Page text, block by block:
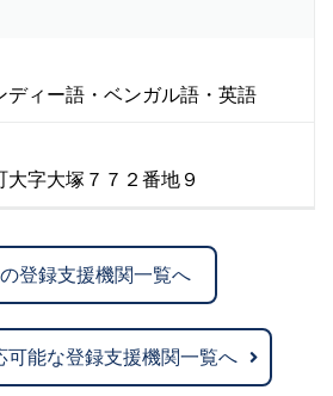
ディー語・ベンガル語・英語
字大塚７７２番地９
登録支援機関一覧へ
可能な登録支援機関一覧へ